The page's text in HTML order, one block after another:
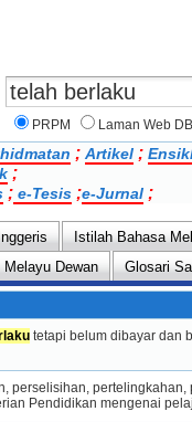
PRPM Laman Web
; Artikel ;
;
; e-Tesis ;e-Jurnal ;
Istilah Bahasa
Dewan Glosari
tetapi belum dibayar dan
perselisihan,
Pendidikan mengenai